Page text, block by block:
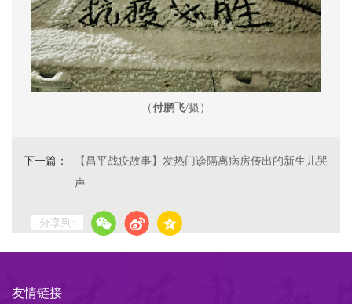
（付鹏飞/摄）
下一篇：
【昌平战疫故事】发热门诊隔离病房传出的新生儿哭
声
分享到:
友情链接